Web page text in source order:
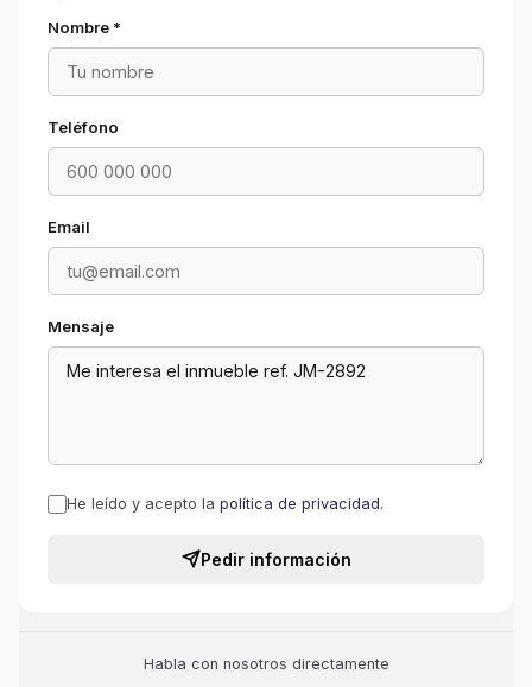
Nombre *
Teléfono
Email
Mensaje
He leído y acepto la política de privacidad.
Pedir información
Habla con nosotros directamente